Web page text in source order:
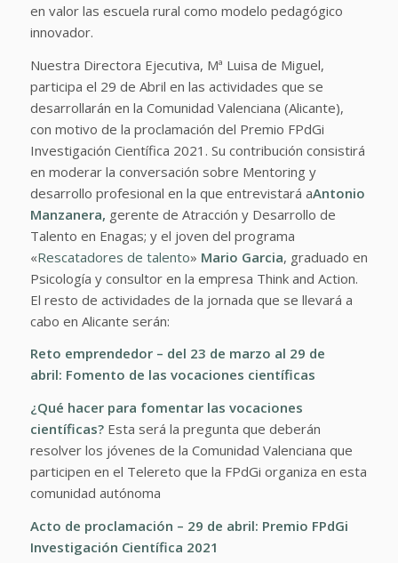
en valor las escuela rural como modelo pedagógico
innovador.
Nuestra Directora Ejecutiva, Mª Luisa de Miguel,
participa el 29 de Abril en las actividades que se
desarrollarán en la Comunidad Valenciana (Alicante),
con motivo de la proclamación del Premio FPdGi
Investigación Científica 2021. Su contribución consistirá
en moderar la conversación sobre Mentoring y
desarrollo profesional en la que entrevistará aAntonio
Manzanera, gerente de Atracción y Desarrollo de
Talento en Enagas; y el joven del programa
«Rescatadores de talento» Mario Garcia, graduado en
Psicología y consultor en la empresa Think and Action.
El resto de actividades de la jornada que se llevará a
cabo en Alicante serán:
Reto emprendedor – del 23 de marzo al 29 de
abril: Fomento de las vocaciones científicas
¿Qué hacer para fomentar las vocaciones
científicas?Esta será la pregunta que deberán
resolver los jóvenes de la Comunidad Valenciana que
participen en el Telereto que la FPdGi organiza en esta
comunidad autónoma
Acto de proclamación – 29 de abril: Premio FPdGi
Investigación Científica 2021